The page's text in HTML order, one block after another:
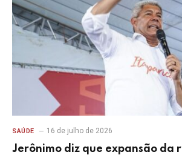
SAÚDE 16 de julho de 2026
Jerônimo diz que expansão da